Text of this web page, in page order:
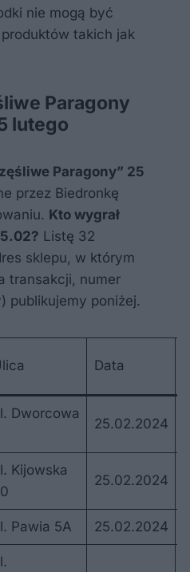
nie mogą być
takich jak
Paragony
lutego
Paragony” 25
przez Biedronkę
Kto wygrał
Listę 32
sklepu, w którym
transakcji, numer
publikujemy poniżej.
Data
Dworcowa
25.02.2024
Kijowska
25.02.2024
Pawia 5A 25.02.2024